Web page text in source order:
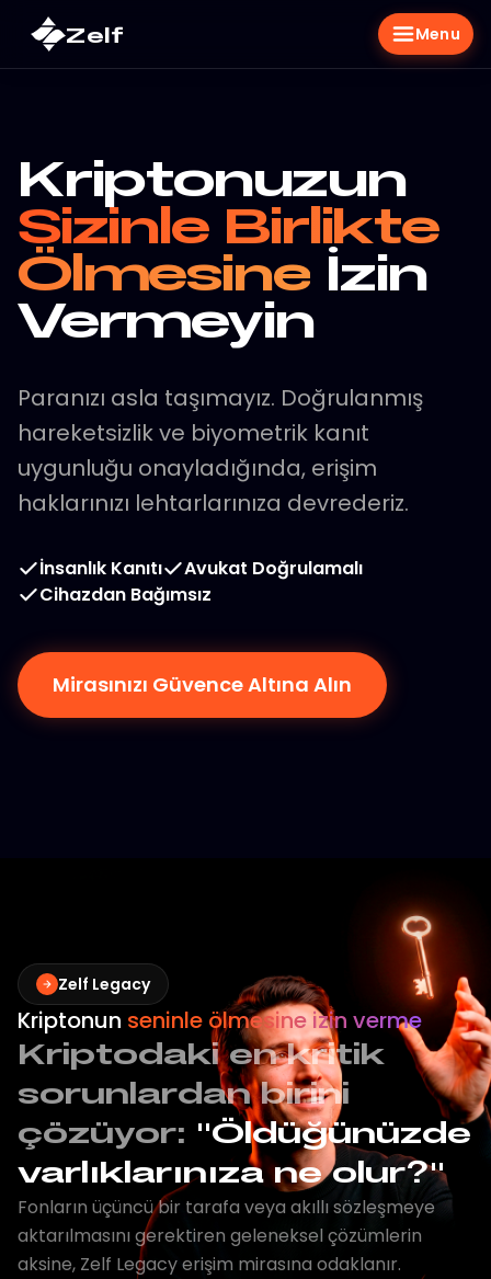
Zelf Menu
Kriptonuzun
Sizinle Birlikte
Ölmesine İzin
Vermeyin
Paranızı asla taşımayız. Doğrulanmış
hareketsizlik ve biyometrik kanıt
uygunluğu onayladığında, erişim
haklarınızı lehtarlarınıza devrederiz.
İnsanlık Kanıtı
Avukat Doğrulamalı
Cihazdan Bağımsız
Mirasınızı Güvence Altına Alın
Zelf Legacy
Kriptonun seninle ölmesine izin verme
Kriptodaki en kritik
sorunlardan birini
çözüyor: "Öldüğünüzde
varlıklarınıza ne olur?"
Fonların üçüncü bir tarafa veya akıllı sözleşmeye
aktarılmasını gerektiren geleneksel çözümlerin
aksine, Zelf Legacy erişim mirasına odaklanır.